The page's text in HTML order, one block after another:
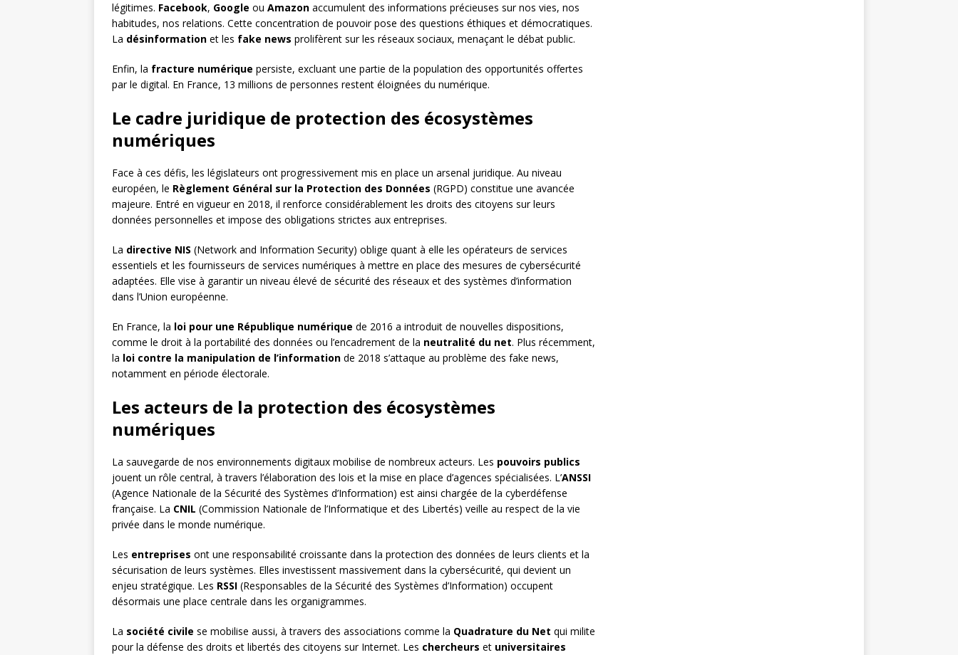
légitimes. Facebook, Google ou Amazon accumulent des informations précieuses sur nos vies, nos
habitudes, nos relations. Cette concentration de pouvoir pose des questions éthiques et démocratiques.
La désinformation et les fake news prolifèrent sur les réseaux sociaux, menaçant le débat public.
Enfin, la fracture numérique persiste, excluant une partie de la population des opportunités offertes
par le digital. En France, 13 millions de personnes restent éloignées du numérique.
Le cadre juridique de protection des écosystèmes
numériques
Face à ces défis, les législateurs ont progressivement mis en place un arsenal juridique. Au niveau
européen, le Règlement Général sur la Protection des Données (RGPD) constitue une avancée
majeure. Entré en vigueur en 2018, il renforce considérablement les droits des citoyens sur leurs
données personnelles et impose des obligations strictes aux entreprises.
La directive NIS (Network and Information Security) oblige quant à elle les opérateurs de services
essentiels et les fournisseurs de services numériques à mettre en place des mesures de cybersécurité
adaptées. Elle vise à garantir un niveau élevé de sécurité des réseaux et des systèmes d’information
dans l’Union européenne.
En France, la loi pour une République numérique de 2016 a introduit de nouvelles dispositions,
comme le droit à la portabilité des données ou l’encadrement de la neutralité du net. Plus récemment,
la loi contre la manipulation de l’information de 2018 s’attaque au problème des fake news,
notamment en période électorale.
Les acteurs de la protection des écosystèmes
numériques
La sauvegarde de nos environnements digitaux mobilise de nombreux acteurs. Les pouvoirs publics
jouent un rôle central, à travers l’élaboration des lois et la mise en place d’agences spécialisées. L’ANSSI
(Agence Nationale de la Sécurité des Systèmes d’Information) est ainsi chargée de la cyberdéfense
française. La CNIL (Commission Nationale de l’Informatique et des Libertés) veille au respect de la vie
privée dans le monde numérique.
Les entreprises ont une responsabilité croissante dans la protection des données de leurs clients et la
sécurisation de leurs systèmes. Elles investissent massivement dans la cybersécurité, qui devient un
enjeu stratégique. Les RSSI (Responsables de la Sécurité des Systèmes d’Information) occupent
désormais une place centrale dans les organigrammes.
La société civile se mobilise aussi, à travers des associations comme la Quadrature du Net qui milite
pour la défense des droits et libertés des citoyens sur Internet. Les chercheurs et universitaires